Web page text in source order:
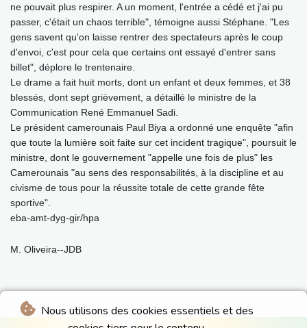
Nous utilisons des cookies essentiels et des
ne pouvait plus respirer. A un moment, l'entrée a cédé et j'ai pu
passer, c'était un chaos terrible", témoigne aussi Stéphane. "Les
gens savent qu'on laisse rentrer des spectateurs après le coup
d'envoi, c'est pour cela que certains ont essayé d'entrer sans
billet", déplore le trentenaire.
Le drame a fait huit morts, dont un enfant et deux femmes, et 38
blessés, dont sept grièvement, a détaillé le ministre de la
Communication René Emmanuel Sadi.
Le président camerounais Paul Biya a ordonné une enquête "afin
que toute la lumière soit faite sur cet incident tragique", poursuit le
ministre, dont le gouvernement "appelle une fois de plus" les
Camerounais "au sens des responsabilités, à la discipline et au
civisme de tous pour la réussite totale de cette grande fête
sportive".
eba-amt-dyg-gir/hpa
M. Oliveira--JDB